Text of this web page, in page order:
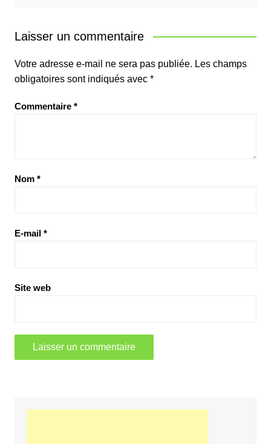
Laisser un commentaire
Votre adresse e-mail ne sera pas publiée. Les champs
obligatoires sont indiqués avec *
Commentaire *
Nom *
E-mail *
Site web